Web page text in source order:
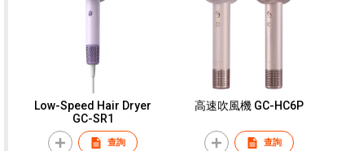
Low-Speed Hair Dryer
GC-SR1
查詢
高速吹風機 GC-HC6P
查詢